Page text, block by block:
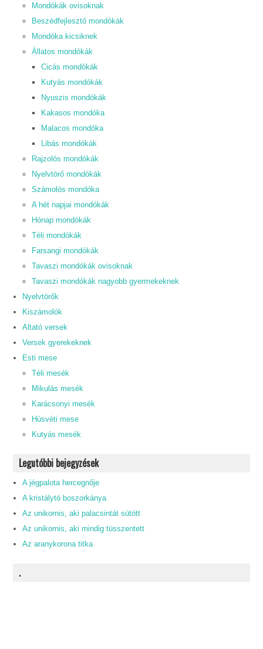
Mondókák ovisoknak
Beszédfejlesztő mondókák
Mondóka kicsiknek
Állatos mondókák
Cicás mondókák
Kutyás mondókák
Nyuszis mondókák
Kakasos mondóka
Malacos mondóka
Libás mondókák
Rajzolós mondókák
Nyelvtörő mondókák
Számolós mondóka
A hét napjai mondókák
Hónap mondókák
Téli mondókák
Farsangi mondókák
Tavaszi mondókák ovisoknak
Tavaszi mondókák nagyobb gyermekeknek
Nyelvtörők
Kiszámolók
Altató versek
Versek gyerekeknek
Esti mese
Téli mesék
Mikulás mesék
Karácsonyi mesék
Húsvéti mese
Kutyás mesék
Legutóbbi bejegyzések
A jégpalota hercegnője
A kristálytó boszorkánya
Az unikornis, aki palacsintát sütött
Az unikornis, aki mindig tüsszentett
Az aranykorona titka
.